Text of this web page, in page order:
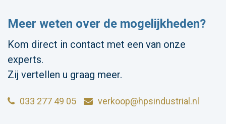
Meer weten over de mogelijkheden?
Kom direct in contact met een van onze
experts.
Zij vertellen u graag meer.
033 277 49 05 verkoop@hpsindustrial.nl